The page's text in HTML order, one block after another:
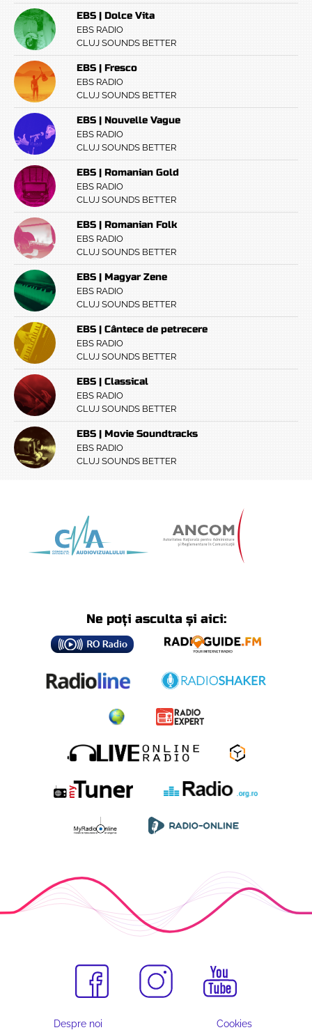
EBS | Dolce Vita
EBS RADIO
CLUJ SOUNDS BETTER
EBS | Fresco
EBS RADIO
CLUJ SOUNDS BETTER
EBS | Nouvelle Vague
EBS RADIO
CLUJ SOUNDS BETTER
EBS | Romanian Gold
EBS RADIO
CLUJ SOUNDS BETTER
EBS | Romanian Folk
EBS RADIO
CLUJ SOUNDS BETTER
EBS | Magyar Zene
EBS RADIO
CLUJ SOUNDS BETTER
EBS | Cântece de petrecere
EBS RADIO
CLUJ SOUNDS BETTER
EBS | Classical
EBS RADIO
CLUJ SOUNDS BETTER
EBS | Movie Soundtracks
EBS RADIO
CLUJ SOUNDS BETTER
Ne poți asculta și aici:
Despre noi Cookies